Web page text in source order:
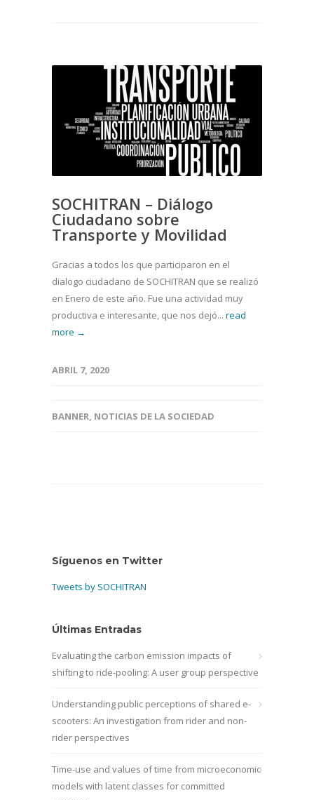
SOCHITRAN – Diálogo
Ciudadano sobre
Transporte y Movilidad
Gracias a todos los que participaron en el
dialogo ciudadano de SOCHITRAN que se realizó
en Enero de este año. Fue una actividad muy
productiva e interesante, que nos dejó... read
more →
ABRIL 7, 2020
BANNER, NOTICIAS DE LA SOCIEDAD
Síguenos en Twitter
Tweets by SOCHITRAN
Últimas Entradas
Evaluating the carbon emission impacts of
shifting to ride-pooling: A user group perspective
Understanding public perceptions of shared e-
scooters: An investigation from rider and non-
rider perspectives
Time-use and values of time from microeconomic
models with latent classes for committed